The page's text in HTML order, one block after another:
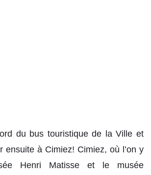
du bus touristique de la Ville et
ensuite à Cimiez! Cimiez, où l’on y
Henri Matisse et le musée